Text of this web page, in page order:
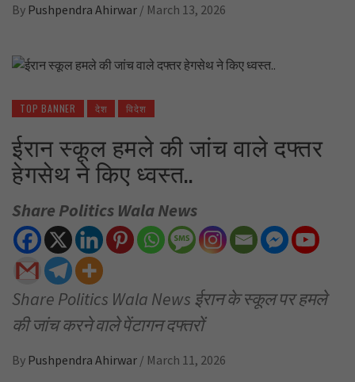
By Pushpendra Ahirwar / March 13, 2026
TOP BANNER देश विदेश
ईरान स्कूल हमले की जांच वाले दफ्तर
हेगसेथ ने किए ध्वस्त..
Share Politics Wala News
Share Politics Wala News ईरान के स्कूल पर हमले
की जांच करने वाले पेंटागन दफ्तरों
By Pushpendra Ahirwar / March 11, 2026